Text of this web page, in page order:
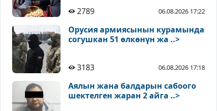
2789 06.08.2026 17:22
Орусия армиясынын курамында
согушкан 51 өлкөнүн жа ..>
3183 06.08.2026 17:18
Аялын жана балдарын сабоого
шектелген жаран 2 айга ..>